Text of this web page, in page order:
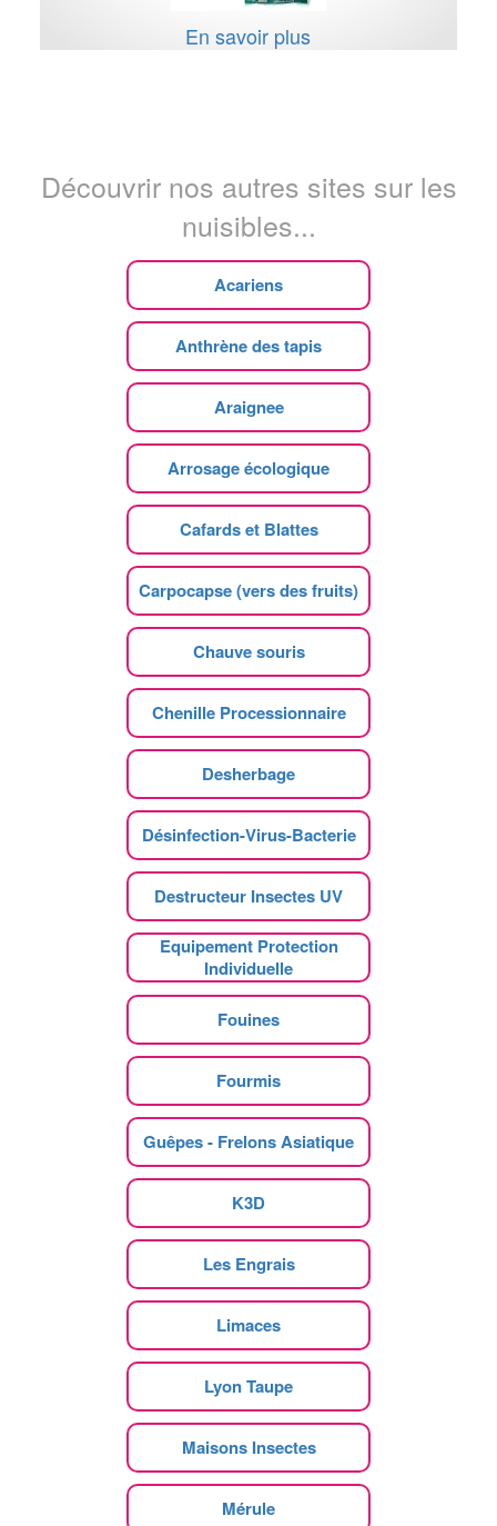
En savoir plus
Découvrir nos autres sites sur les
nuisibles...
Acariens
Anthrène des tapis
Araignee
Arrosage écologique
Cafards et Blattes
Carpocapse (vers des fruits)
Chauve souris
Chenille Processionnaire
Desherbage
Désinfection-Virus-Bacterie
Destructeur Insectes UV
Equipement Protection
Individuelle
Fouines
Fourmis
Guêpes - Frelons Asiatique
K3D
Les Engrais
Limaces
Lyon Taupe
Maisons Insectes
Mérule